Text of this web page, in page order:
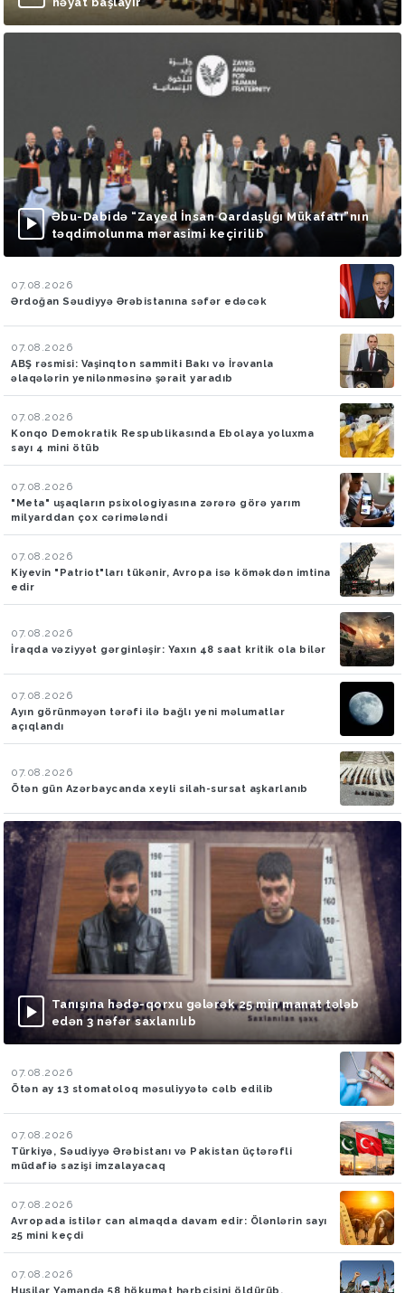
Əbu-Dabidə “Zayed İnsan Qardaşlığı Mükafatı”nın
təqdimolunma mərasimi keçirilib
07.08.2026
Ərdoğan Səudiyyə Ərəbistanına səfər edəcək
07.08.2026
ABŞ rəsmisi: Vaşinqton sammiti Bakı və İrəvanla
əlaqələrin yenilənməsinə şərait yaradıb
07.08.2026
Konqo Demokratik Respublikasında Ebolaya yoluxma
sayı 4 mini ötüb
07.08.2026
"Meta" uşaqların psixologiyasına zərərə görə yarım
milyarddan çox cərimələndi
07.08.2026
Kiyevin "Patriot"ları tükənir, Avropa isə köməkdən imtina
edir
07.08.2026
İraqda vəziyyət gərginləşir: Yaxın 48 saat kritik ola bilər
07.08.2026
Ayın görünməyən tərəfi ilə bağlı yeni məlumatlar
açıqlandı
07.08.2026
Ötən gün Azərbaycanda xeyli silah-sursat aşkarlanıb
Tanışına hədə-qorxu gələrək 25 min manat tələb
edən 3 nəfər saxlanılıb
07.08.2026
Ötən ay 13 stomatoloq məsuliyyətə cəlb edilib
07.08.2026
Türkiyə, Səudiyyə Ərəbistanı və Pakistan üçtərəfli
müdafiə sazişi imzalayacaq
07.08.2026
Avropada istilər can almaqda davam edir: Ölənlərin sayı
25 mini keçdi
07.08.2026